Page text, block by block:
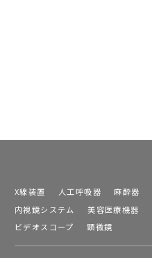
X線装置 人工呼吸器 麻酔器
内視鏡システム
美容医療機器
ビデオスコープ
顕微鏡